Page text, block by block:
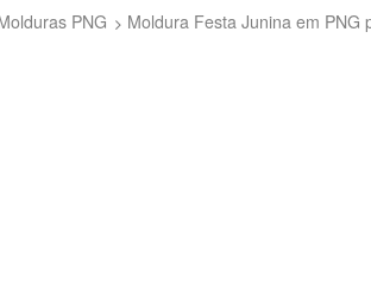
PNG Moldura Festa Junina em PNG